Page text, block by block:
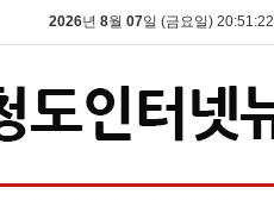
2026년 8월 07일 (금요일) 20:51:23